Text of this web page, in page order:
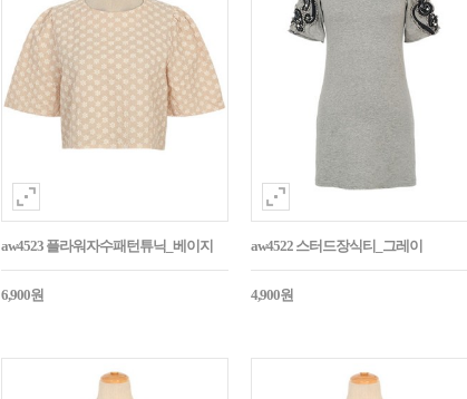
aw4523 플라워자수패턴튜닉_베이지
6,900원
aw4522 스터드장식티_그레이
4,900원